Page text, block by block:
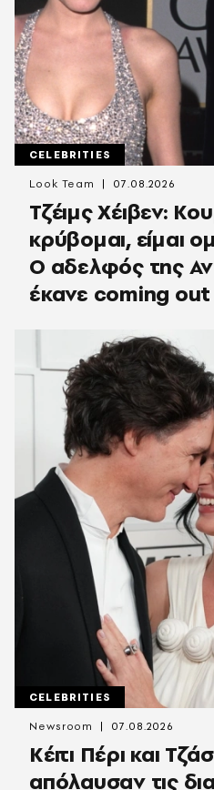
CELEBRITIES
Τζέιμς Χέιβεν:
κρύβομαι, είμαι
Ο αδελφός της
έκανε coming out
Look Team 07.08.2026
CELEBRITIES
Κέιτι Πέρι και
απόλαυσαν τις
Newsroom 07.08.2026